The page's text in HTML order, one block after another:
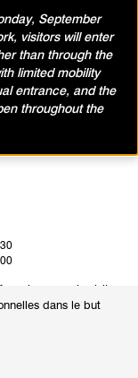
dans le but
rires avec la visite-
de George Condo,
le point de départ de
expressions les plus
: jouer avec les
September
visitors will enter
than through the
limited mobility
entrance, and the
throughout the